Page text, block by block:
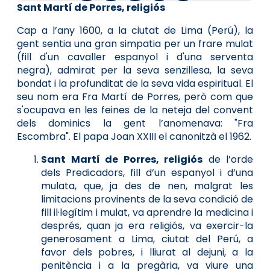
Sant Martí de Porres, religiós
Cap a l’any 1600, a la ciutat de Lima (Perú), la
gent sentia una gran simpatia per un frare mulat
(fill d'un cavaller espanyol i d'una serventa
negra), admirat per la seva senzillesa, la seva
bondat i la profunditat de la seva vida espiritual. El
seu nom era Fra Martí de Porres, però com que
s'ocupava en les feines de la neteja del convent
dels dominics la gent l’anomenava: "Fra
Escombra". El papa Joan XXIII el canonitzà el 1962.
Sant Martí de Porres, religiós de l’orde
dels Predicadors, fill d’un espanyol i d’una
mulata, que, ja des de nen, malgrat les
limitacions provinents de la seva condició de
fill il·legítim i mulat, va aprendre la medicina i
després, quan ja era religiós, va exercir-la
generosament a Lima, ciutat del Perú, a
favor dels pobres, i lliurat al dejuni, a la
penitència i a la pregària, va viure una